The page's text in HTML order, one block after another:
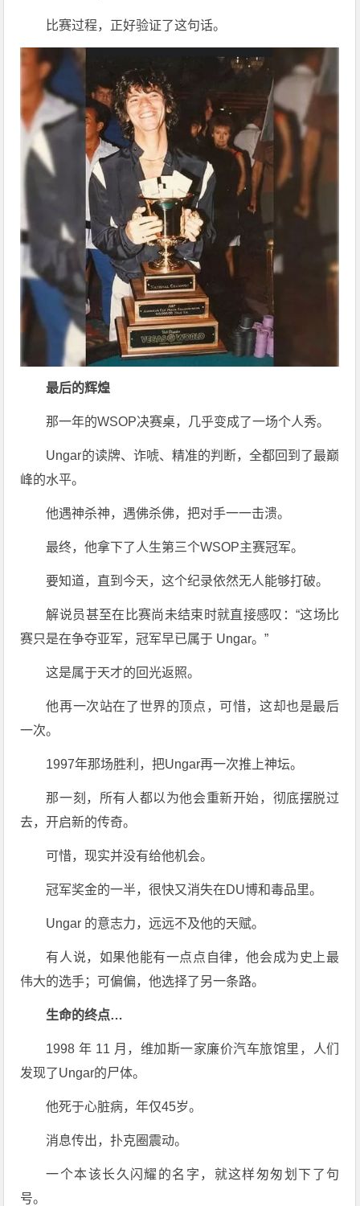
比赛过程，正好验证了这句话。
最后的辉煌
那一年的WSOP决赛桌，几乎变成了一场个人秀。
Ungar的读牌、诈唬、精准的判断，全都回到了最巅
峰的水平。
他遇神杀神，遇佛杀佛，把对手一一击溃。
最终，他拿下了人生第三个WSOP主赛冠军。
要知道，直到今天，这个纪录依然无人能够打破。
解说员甚至在比赛尚未结束时就直接感叹：“这场比
赛只是在争夺亚军，冠军早已属于 Ungar。”
这是属于天才的回光返照。
他再一次站在了世界的顶点，可惜，这却也是最后
一次。
1997年那场胜利，把Ungar再一次推上神坛。
那一刻，所有人都以为他会重新开始，彻底摆脱过
去，开启新的传奇。
可惜，现实并没有给他机会。
冠军奖金的一半，很快又消失在DU博和毒品里。
Ungar 的意志力，远远不及他的天赋。
有人说，如果他能有一点点自律，他会成为史上最
伟大的选手；可偏偏，他选择了另一条路。
生命的终点…
1998 年 11 月，维加斯一家廉价汽车旅馆里，人们
发现了Ungar的尸体。
他死于心脏病，年仅45岁。
消息传出，扑克圈震动。
一个本该长久闪耀的名字，就这样匆匆划下了句
号。